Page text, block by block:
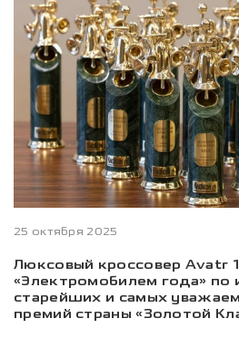
25 октября 2025
Люксовый кроссовер Avatr
«Электромобилем года» по
старейших и самых
премий страны «Золотой